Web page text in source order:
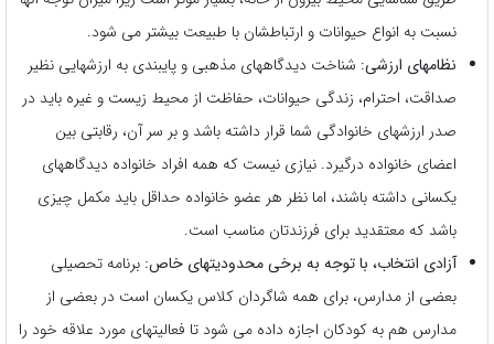
نسبت به انواع حیوانات و ارتباطشان با طبیعت بیشتر می شود.
نظامهای ارزشی: شناخت دیدگاههای مذهبی و پایبندی به ارزشهایی نظیر
صداقت، احترام، زندگی حیوانات، حفاظت از محیط زیست و غیره باید در
صدر ارزشهای خانوادگی شما قرار داشته باشد و بر سر آن، رقابتی بین
اعضای خانواده درگیرد. نیازی نیست که همه افراد خانواده دیدگاههای
یکسانی داشته باشند، اما نظر هر عضو خانواده حداقل باید مکمل چیزی
باشد که معتقدید برای فرزندتان مناسب است.
آزادی انتخاب، با توجه به برخی محدودیتهای خاص: برنامه تحصیلی
بعضی از مدارس، برای همه شاگردان کلاس یکسان است در بعضی از
مدارس هم به کودکان اجازه داده می شود تا فعالیتهای مورد علاقه خود را